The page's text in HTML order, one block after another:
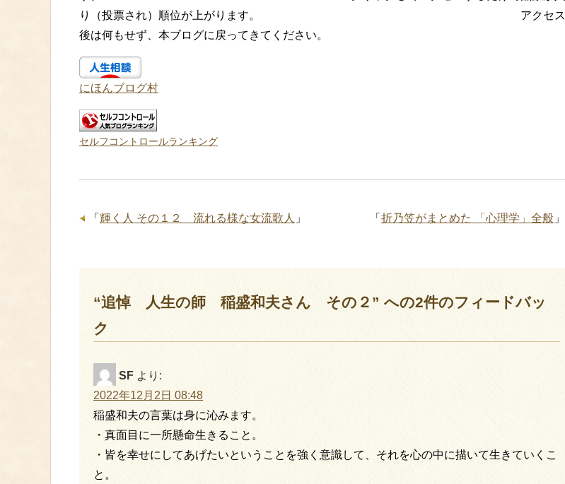
り（投票され）順位が上がります。 アクセス
後は何もせず、本ブログに戻ってきてください。
にほんブログ村
セルフコントロールランキング
「 折乃笠がまとめた 「心理学」全般 」
「 輝く人 その１２ 流れる様な女流歌人 」
“追悼 人生の師 稲盛和夫さん その２” への2件のフィードバッ
ク
SF より:
2022年12月2日 08:48
稲盛和夫の言葉は身に沁みます。
・真面目に一所懸命生きること。
・皆を幸せにしてあげたいということを強く意識して、それを心の中に描いて生きていくこ
と。